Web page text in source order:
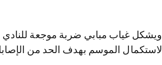
ويشكل غياب مبابي ضربة موجعة للنادي
لاستكمال الموسم بهدف الحد من